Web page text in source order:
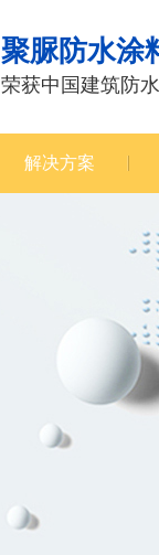
聚脲防水涂
荣获中国建筑防
解决方案